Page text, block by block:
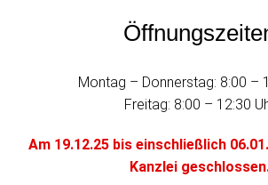
Montag – Donnerstag: 8:00 –
Freitag: 8:00 – 12:30
Am 19.12.25 bis einschließlich
Kanzlei